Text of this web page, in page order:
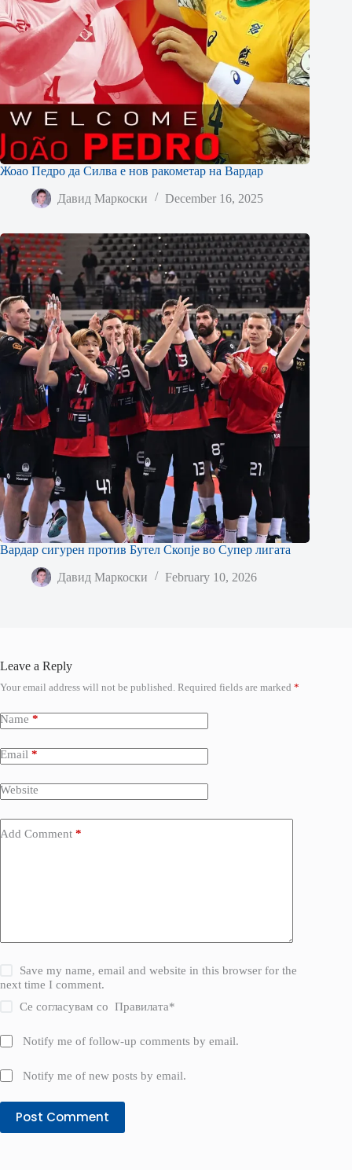
Жоао Педро да Силва е нов ракометар на Вардар
Давид Маркоски December 16, 2025
Вардар сигурен против Бутел Скопје во Супер лигата
Давид Маркоски February 10, 2026
Leave a Reply
Your email address will not be published. Required fields are marked *
Name *
Email *
Website
Add Comment *
Save my name, email and website in this browser for the
next time I comment.
Се согласувам соПравилата*
Notify me of follow-up comments by email.
Notify me of new posts by email.
Post Comment